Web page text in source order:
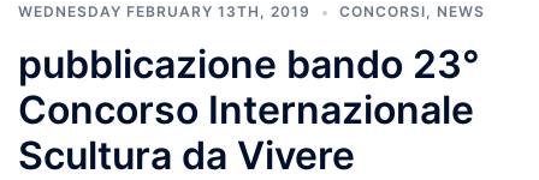
WEDNESDAY FEBRUARY 13TH, 2019 CONCORSI NEWS
pubblicazione bando 23°
Concorso Internazionale
Scultura da Vivere